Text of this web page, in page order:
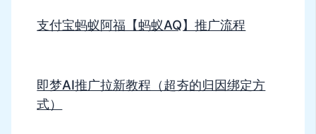
支付宝蚂蚁阿福【蚂蚁AQ】推广流程
即梦AI推广拉新教程（超夯的归因绑定方
式）